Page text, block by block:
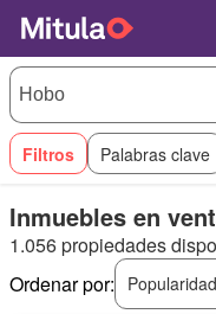
Filtros Palabras clave
Inmuebles en
1.056 propiedades
Ordenar por:
Popularidad